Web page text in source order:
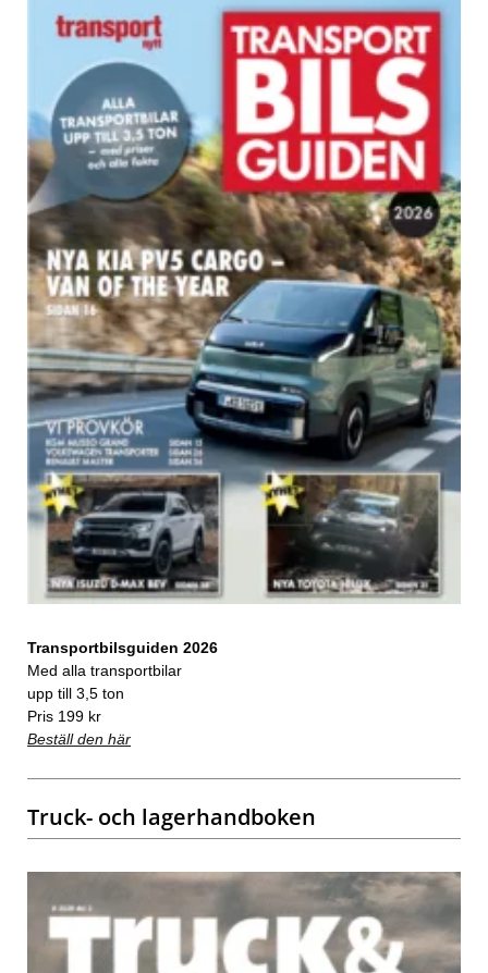
Transportbilsguiden 2026
Med alla transportbilar
upp till 3,5 ton
Pris 199 kr
Beställ den här
Truck- och lagerhandboken